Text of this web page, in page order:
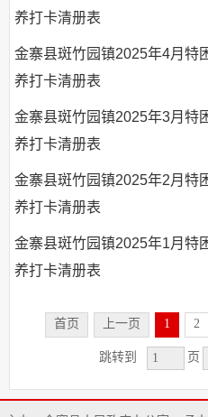
养打卡清册表
金寨县斑竹园镇2025年4月特
养打卡清册表
金寨县斑竹园镇2025年3月特
养打卡清册表
金寨县斑竹园镇2025年2月特
养打卡清册表
金寨县斑竹园镇2025年1月特
养打卡清册表
首页 上一页 1 2
跳转到 页